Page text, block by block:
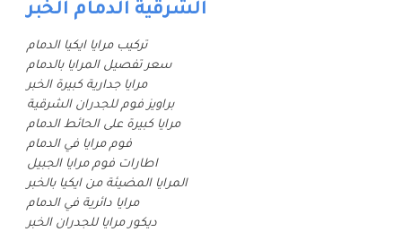
الشرقية الدمام الخبر
تركيب مرايا ايكيا الدمام
سعر تفصيل المرايا بالدمام
مرايا جدارية كبيرة الخبر
براويز فوم للجدران الشرقية
مرايا كبيرة على الحائط الدمام
فوم مرايا في الدمام
اطارات فوم مرايا الجبيل
المرايا المضيئة من ايكيا بالخبر
مرايا دائرية في الدمام
ديكور مرايا للجدران الخبر